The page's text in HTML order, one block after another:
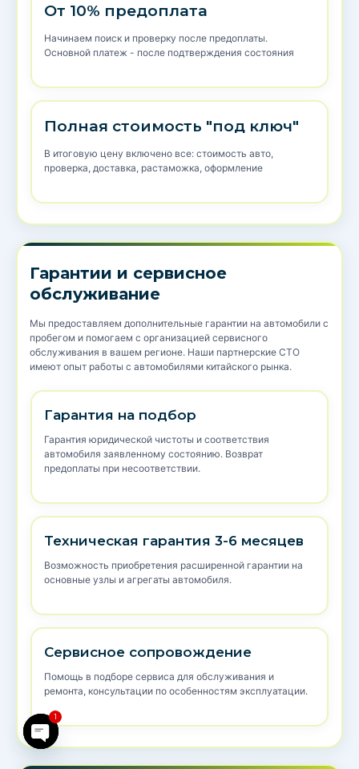
От 10% предоплата
Начинаем поиск и проверку после предоплаты.
Основной платеж - после подтверждения состояния
Полная стоимость "под ключ"
В итоговую цену включено все: стоимость авто,
проверка, доставка, растаможка, оформление
Гарантии и сервисное
обслуживание
Мы предоставляем дополнительные гарантии на автомобили с
пробегом и помогаем с организацией сервисного
обслуживания в вашем регионе. Наши партнерские СТО
имеют опыт работы с автомобилями китайского рынка.
Гарантия на подбор
Гарантия юридической чистоты и соответствия
автомобиля заявленному состоянию. Возврат
предоплаты при несоответствии.
Техническая гарантия 3-6 месяцев
Возможность приобретения расширенной гарантии на
основные узлы и агрегаты автомобиля.
Сервисное сопровождение
Помощь в подборе сервиса для обслуживания и
ремонта, консультации по особенностям эксплуатации.
Open chaty
1